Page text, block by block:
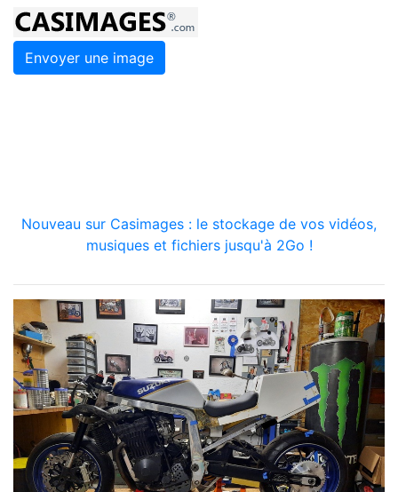
Envoyer une image
Nouveau sur Casimages : le stockage de vos vidéos,
musiques et fichiers jusqu'à 2Go !